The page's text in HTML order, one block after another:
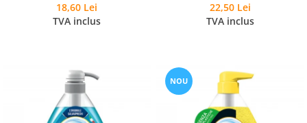
18,60 Lei
TVA inclus
22,50 Lei
TVA inclus
NOU